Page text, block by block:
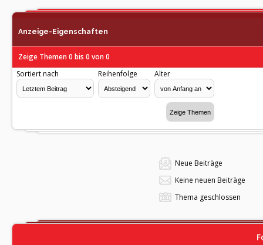
Anzeige-Eigenschaften
Zeige Themen 0 bis 0 von 0
Sortiert nach
Reihenfolge Alter
Neue Beiträge
Keine neuen Beiträge
Thema geschlossen